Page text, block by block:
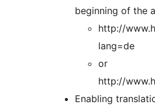
beginning of the
http://
lang=de
or
http://
Enabling